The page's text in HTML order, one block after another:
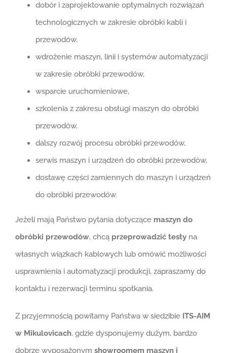
dobór i zaprojektowanie optymalnych rozwiązań
technologicznych w zakresie obróbki kabli i
przewodów,
wdrożenie maszyn, linii i systemów automatyzacji
w zakresie obróbki przewodów,
wsparcie uruchomieniowe,
szkolenia z zakresu obsługi maszyn do obróbki
przewodów,
dalszy rozwój procesu obróbki przewodów,
serwis maszyn i urządzeń do obróbki przewodów,
dostawę części zamiennych do maszyn i urządzeń
do obróbki przewodów.
Jeżeli mają Państwo pytania dotyczące maszyn do
obróbki przewodów, chcą przeprowadzić testyna
własnych wiązkach kablowych lub omówić możliwości
usprawnienia i automatyzacji produkcji, zapraszamy do
kontaktu i rezerwacji terminu spotkania.
Z przyjemnością powitamy Państwa w siedzibie ITS-AIM
w Mikulovicach, gdzie dysponujemy dużym, bardzo
dobrze wyposażonym showroomem maszyn i